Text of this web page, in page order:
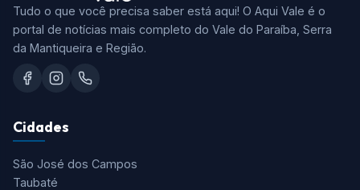
Tudo o que você precisa saber está aqui! O Aqui Vale é o
portal de notícias mais completo do Vale do Paraíba, Serra
da Mantiqueira e Região.
Cidades
São José dos Campos
Taubaté